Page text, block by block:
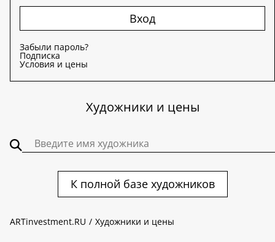
Вход
Забыли пароль?
Подписка
Условия и цены
Художники и цены
К полной базе художников
ARTinvestment.RU Художники и цены